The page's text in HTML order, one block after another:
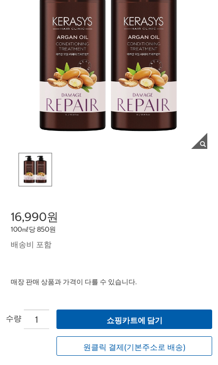
16,990원
100㎖당 850원
배송비 포함
매장 판매 상품과 가격이 다를 수 있습니다.
수량 쇼핑카트에 담기
원클릭 결제(기본주소로 배송)